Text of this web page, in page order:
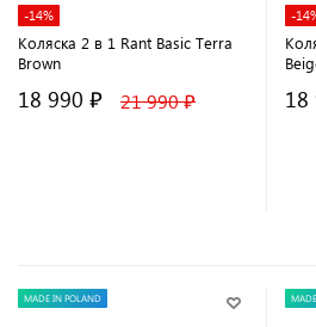
-14%
Коляска 2 в 1 Rant Basic Terra
Brown
18 990 ₽ 21 990 ₽
-
18
MADE IN POLAND